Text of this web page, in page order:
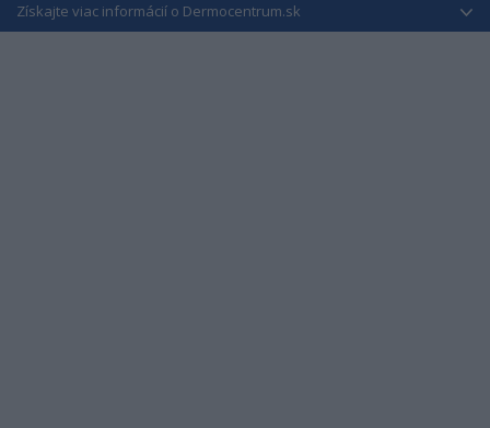
Získajte viac informácií o Dermocentrum.sk